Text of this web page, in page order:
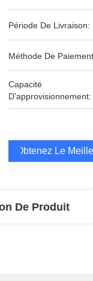
Période De Livraison:
Méthode De
Capacité
D'approvisionnement:
Obtenez Le
De Produit